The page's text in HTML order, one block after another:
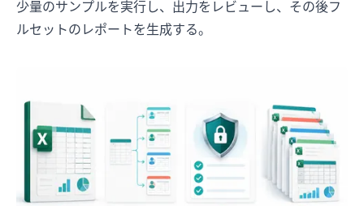
少量のサンプルを実行し、出力をレビューし、その後フ
ルセットのレポートを生成する。